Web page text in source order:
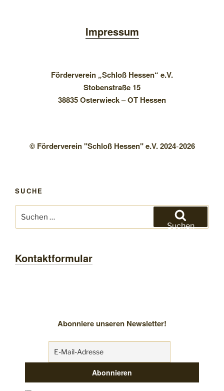
Impressum
Förderverein „Schloß Hessen“ e.V.
Stobenstraße 15
38835 Osterwieck – OT Hessen
© Förderverein "Schloß Hessen" e.V. 2024-2026
SUCHE
nach:
Suchen
Kontaktformular
Abonniere unseren Newsletter!